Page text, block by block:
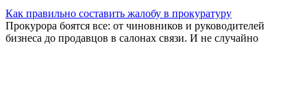
Как правильно составить жалобу в прокуратуру
Прокурора боятся все: от чиновников и руководителей
бизнеса до продавцов в салонах связи. И не случайно